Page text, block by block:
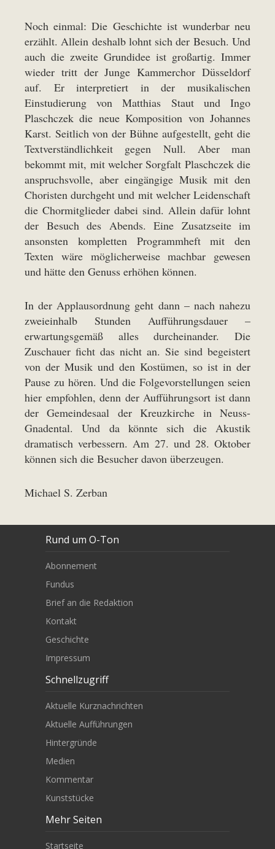
Noch einmal: Die Geschichte ist wunderbar neu
erzählt. Allein deshalb lohnt sich der Besuch. Und
auch die zweite Grundidee ist großartig. Immer
wieder tritt der Junge Kammerchor Düsseldorf
auf. Er interpretiert in der musikalischen
Einstudierung von Matthias Staut und Ingo
Plaschczek die neue Komposition von Johannes
Karst. Seitlich von der Bühne aufgestellt, geht die
Textverständlichkeit gegen Null. Aber man
bekommt mit, mit welcher Sorgfalt Plaschczek die
anspruchsvolle, aber eingängige Musik mit den
Choristen durchgeht und mit welcher Leidenschaft
die Chormitglieder dabei sind. Allein dafür lohnt
der Besuch des Abends. Eine Zusatzseite im
ansonsten kompletten Programmheft mit den
Texten wäre möglicherweise machbar gewesen
und hätte den Genuss erhöhen können.
In der Applausordnung geht dann – nach nahezu
zweieinhalb Stunden Aufführungsdauer –
erwartungsgemäß alles durcheinander. Die
Zuschauer ficht das nicht an. Sie sind begeistert
von der Musik und den Kostümen, so ist in der
Pause zu hören. Und die Folgevorstellungen seien
hier empfohlen, denn der Aufführungsort ist dann
der Gemeindesaal der Kreuzkirche in Neuss-
Gnadental. Und da könnte sich die Akustik
dramatisch verbessern. Am 27. und 28. Oktober
können sich die Besucher davon überzeugen.
Michael S. Zerban
Rund um O-Ton
Abonnement
Fundus
Brief an die Redaktion
Kontakt
Geschichte
Impressum
Schnellzugriff
Aktuelle Kurznachrichten
Aktuelle Aufführungen
Hintergründe
Medien
Kommentar
Kunststücke
Mehr Seiten
Startseite